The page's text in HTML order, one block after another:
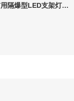
DGC系列矿用隔爆型LED支架灯（圆形）